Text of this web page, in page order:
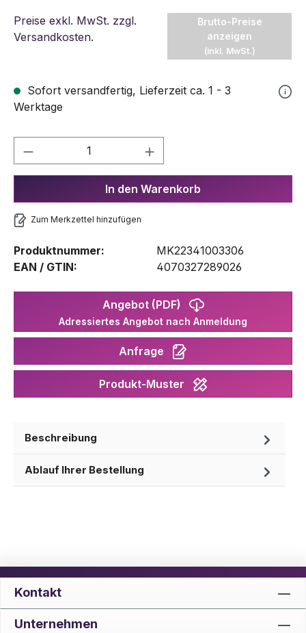
Preise exkl. MwSt. zzgl.
Versandkosten.
Brutto-Preise
anzeigen
(inkl. MwSt.)
Sofort versandfertig, Lieferzeit ca. 1 - 3
Werktage
Produkt Anzahl: Gib den
In den Warenkorb
Zum Merkzettel hinzufügen
Produktnummer:
MK22341003306
EAN / GTIN:
4070327289026
Angebot (PDF)
Adressiertes Angebot nach Anmeldung
Anfrage
Produkt-Muster
Beschreibung
Ablauf Ihrer Bestellung
Kontakt
Unternehmen